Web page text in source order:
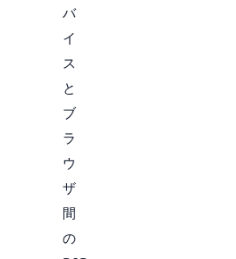
バ
イ
ス
と
ブ
ラ
ウ
ザ
間
の